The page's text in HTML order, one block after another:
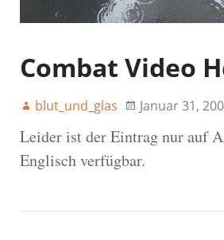
Combat Video
blut_und_glas Januar 31,
Leider ist der Eintrag nur auf
Englisch verfügbar.